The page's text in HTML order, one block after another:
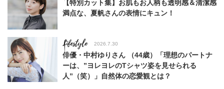
【特別カット集】お肌もお人柄も透明感＆清潔感
満点な、夏帆さんの表情にキュン！
Lifestyle 2026.7.30
俳優・中村ゆりさん （44歳）「理想のパートナ
ーは、”ヨレヨレのTシャツ姿を見せられる
人”（笑）」自然体の恋愛観とは？